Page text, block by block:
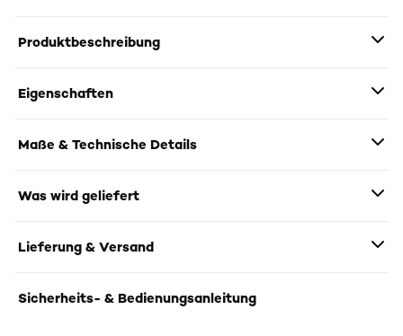
Produktbeschreibung
Eigenschaften
Maße & Technische Details
Was wird geliefert
Lieferung & Versand
Sicherheits- & Bedienungsanleitung